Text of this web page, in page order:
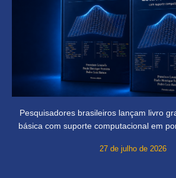
Pesquisadores brasileiros lançam livro
básica com suporte computacional em
27 de julho de 2026